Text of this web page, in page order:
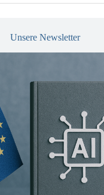
Unsere Newsletter